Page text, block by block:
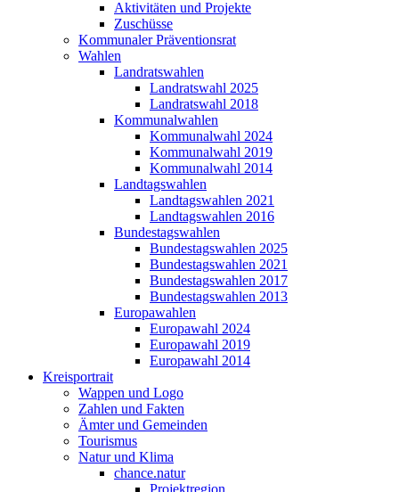
Aktivitäten und Projekte
Zuschüsse
Kommunaler Präventionsrat
Wahlen
Landratswahlen
Landratswahl 2025
Landratswahl 2018
Kommunalwahlen
Kommunalwahl 2024
Kommunalwahl 2019
Kommunalwahl 2014
Landtagswahlen
Landtagswahlen 2021
Landtagswahlen 2016
Bundestagswahlen
Bundestagswahlen 2025
Bundestagswahlen 2021
Bundestagswahlen 2017
Bundestagswahlen 2013
Europawahlen
Europawahl 2024
Europawahl 2019
Europawahl 2014
Kreisportrait
Wappen und Logo
Zahlen und Fakten
Ämter und Gemeinden
Tourismus
Natur und Klima
chance.natur
Projektregion